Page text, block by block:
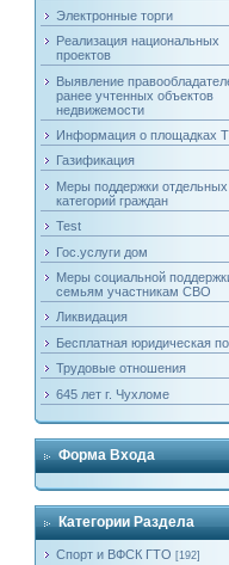
Электронные торги
Реализация национальных
проектов
Выявление
ранее учтенных объектов
недвижемости
Информация о площадках
Газификация
Меры поддержки отдельных
категорий граждан
Test
Гос.услуги дом
Меры социальной
семьям участникам СВО
Ликвидация
Бесплатная юридическая
Трудовые отношения
645 лет г. Чухломе
Форма Входа
Категории Раздела
Спорт и ВФСК ГТО [192]